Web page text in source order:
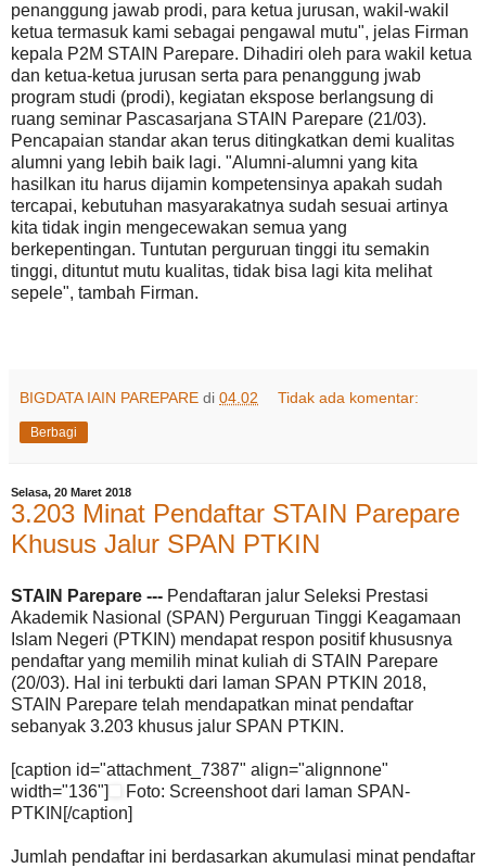
penanggung jawab prodi, para ketua jurusan, wakil-wakil
ketua termasuk kami sebagai pengawal mutu", jelas Firman
kepala P2M STAIN Parepare. Dihadiri oleh para wakil ketua
dan ketua-ketua jurusan serta para penanggung jwab
program studi (prodi), kegiatan ekspose berlangsung di
ruang seminar Pascasarjana STAIN Parepare (21/03).
Pencapaian standar akan terus ditingkatkan demi kualitas
alumni yang lebih baik lagi. "Alumni-alumni yang kita
hasilkan itu harus dijamin kompetensinya apakah sudah
tercapai, kebutuhan masyarakatnya sudah sesuai artinya
kita tidak ingin mengecewakan semua yang
berkepentingan. Tuntutan perguruan tinggi itu semakin
tinggi, dituntut mutu kualitas, tidak bisa lagi kita melihat
sepele", tambah Firman.
BIGDATA IAIN PAREPARE di 04.02 Tidak ada komentar:
Berbagi
Selasa, 20 Maret 2018
3.203 Minat Pendaftar STAIN Parepare
Khusus Jalur SPAN PTKIN
STAIN Parepare --- Pendaftaran jalur Seleksi Prestasi
Akademik Nasional (SPAN) Perguruan Tinggi Keagamaan
Islam Negeri (PTKIN) mendapat respon positif khususnya
pendaftar yang memilih minat kuliah di STAIN Parepare
(20/03). Hal ini terbukti dari laman SPAN PTKIN 2018,
STAIN Parepare telah mendapatkan minat pendaftar
sebanyak 3.203 khusus jalur SPAN PTKIN.
[caption id="attachment_7387" align="alignnone"
width="136"]
Foto: Screenshoot dari laman SPAN-
PTKIN[/caption]
Jumlah pendaftar ini berdasarkan akumulasi minat pendaftar